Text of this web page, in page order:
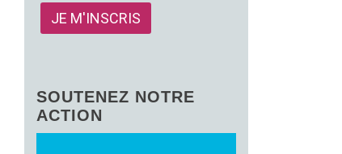
SOUTENEZ NOTRE
ACTION